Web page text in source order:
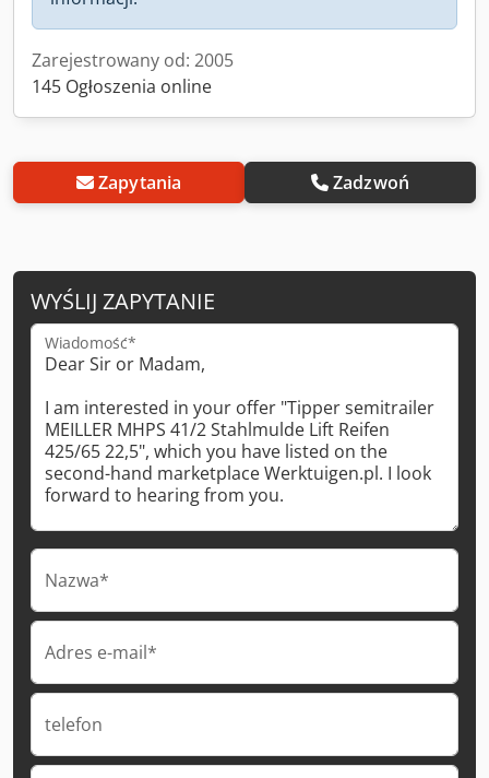
Zarejestrowany od: 2005
145 Ogłoszenia online
Zapytania Zadzwoń
WYŚLIJ ZAPYTANIE
Wiadomość*
Nazwa*
Adres e-mail*
telefon